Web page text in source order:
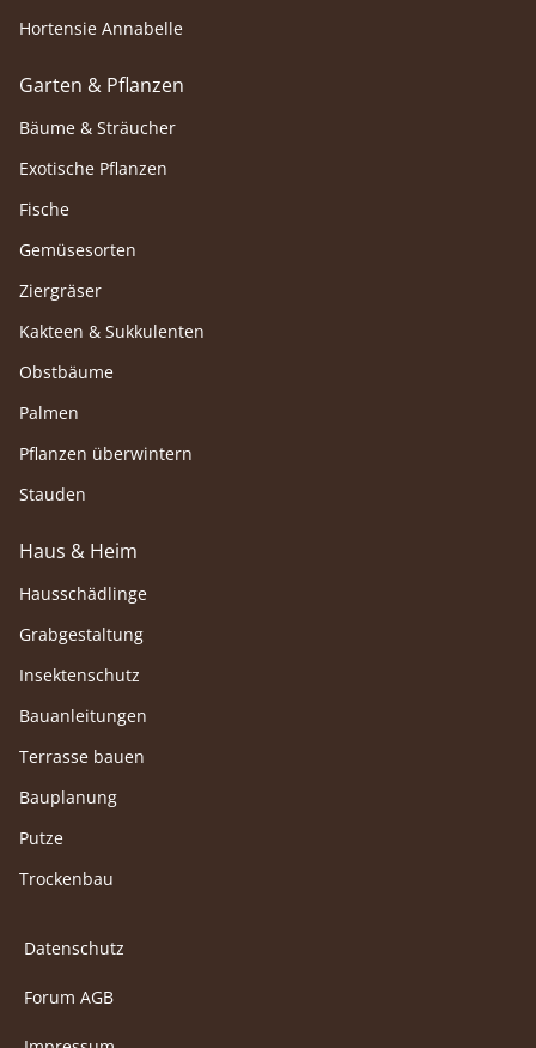
Hortensie Annabelle
Garten & Pflanzen
Bäume & Sträucher
Exotische Pflanzen
Fische
Gemüsesorten
Ziergräser
Kakteen & Sukkulenten
Obstbäume
Palmen
Pflanzen überwintern
Stauden
Haus & Heim
Hausschädlinge
Grabgestaltung
Insektenschutz
Bauanleitungen
Terrasse bauen
Bauplanung
Putze
Trockenbau
Datenschutz
Forum AGB